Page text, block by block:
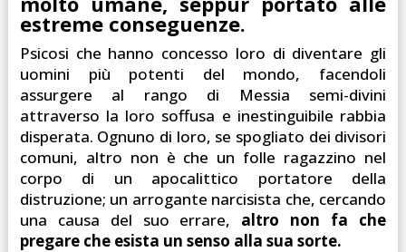
estreme conseguenze.
Psicosi che hanno concesso loro di diventare gli
uomini più potenti del mondo, facendoli
assurgere al rango di Messia semi-divini
attraverso la loro soffusa e inestinguibile rabbia
disperata. Ognuno di loro, se spogliato dei divisori
comuni, altro non è che un folle ragazzino nel
corpo di un apocalittico portatore della
distruzione; un arrogante narcisista che, cercando
una causa del suo errare, altro non fa che
pregare che esista un senso alla sua sorte.